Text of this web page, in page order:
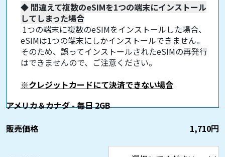
◆ 間違えて複数のeSIMを1つの端末にインストール
してしまった場合
1つの端末に複数のeSIMをインストールした場合、
eSIMは1つの端末にしかインストールできません。
そのため、誤ってインストールされたeSIMの再発行
はできませんので、ご注意ください。
※クレジットカードにて決済できない場合
アメリカ＆カナダ - 毎日 2GB
販売価格
1,710円